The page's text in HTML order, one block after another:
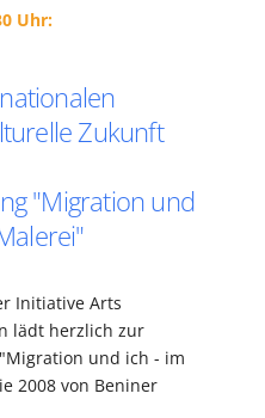
Uhr:
Zukunft
"Migration und
Initiative Arts
lädt herzlich zur
und ich - im
2008 von Beniner